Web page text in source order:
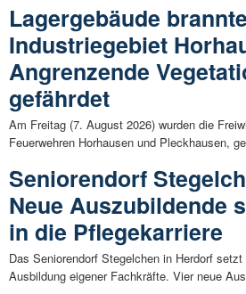
Lagergebäude
Industriegebiet
Angrenzende
gefährdet
Am Freitag (7. August 2026) wurden die
Feuerwehren Horhausen und Pleckhausen,
Seniorendorf
Neue Auszubildende
in die Pflegekarriere
Das Seniorendorf Stegelchen in Herdorf
Ausbildung eigener Fachkräfte. Vier neue